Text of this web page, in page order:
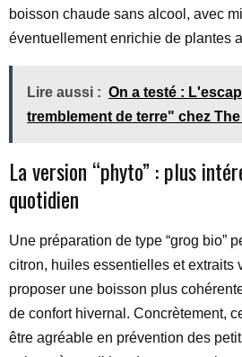
boisson chaude sans alcool, avec
éventuellement enrichie de plantes
Lire aussi : On a testé :
tremblement de terre" chez The
La version “phyto” : plus
quotidien
Une préparation de type “grog bio”
citron, huiles essentielles et extraits
proposer une boisson plus
de confort hivernal. Concrètement,
être agréable en prévention des